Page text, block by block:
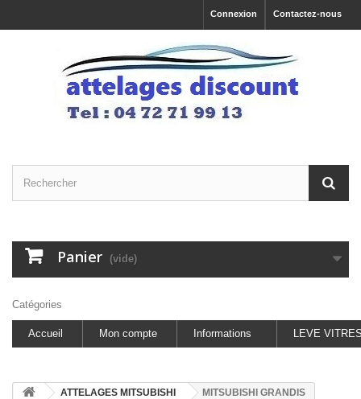
Contactez-nous
Connexion
Panier (vide)
Catégories
Accueil Mon compte Informations LEVE
ATTELAGES MITSUBISHI MITSUBISHI GRANDIS